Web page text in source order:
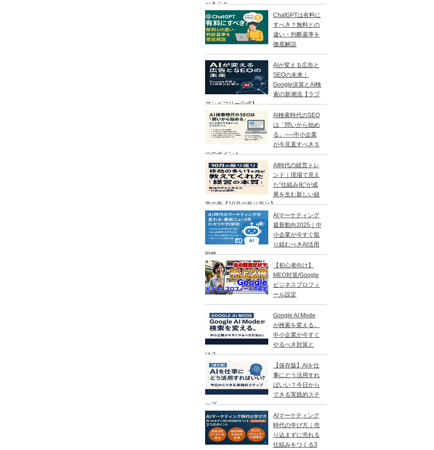
べきこと
ChatGPTは有料に
すべき？無料との
違い・判断基準を
徹底解説
AIが変える広告と
SEOの未来｜
Google決算とAI検
索の新潮流【ラブ
アンドフリー公式】
AI検索時代のSEO
は「問いから始め
る」──中小企業
が今見直すべき５
つのポイント
AI時代の経営トレ
ンド｜現場で見え
た“仕組み化”が成
果を生む新しい経
営の形【10月の振り返り】
AIマーケティング
最新動向2025｜中
小企業が今すぐ取
り組むべきAI活用
戦略
【初心者向け】
MEO対策/Google
ビジネスプロフィ
ール設定
Google AI Mode
が検索を変える。
中小企業が今すぐ
やるべき対策と
は？
【保存版】AIを仕
事にどう活用すれ
ばいい？今日から
できる実践的ステ
ップ
AIマーケティング
時代の学び方｜売
り込まずに売れる
仕組みをつくる3